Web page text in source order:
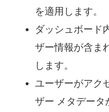
を適用します。
ダッシュボード
ザー情報が含ま
します。
ユーザーがアク
ザー メタデータ